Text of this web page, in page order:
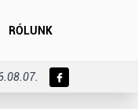
RÓLUNK